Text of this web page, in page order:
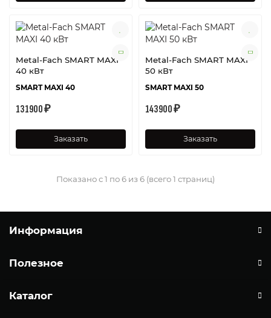
Metal-Fach SMART MAXI
40 кВт
SMART MAXI 40
131900 ₽
Заказать
Metal-Fach SMART MAXI
50 кВт
SMART MAXI 50
143900 ₽
Заказать
Показано с 1 по 6 из 6 (всего 1 страниц)
Информация
Полезное
Каталог